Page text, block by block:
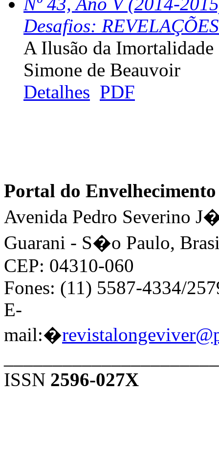
Desafios: REVELAÇÕES
A Ilusão da Imortalidade
Simone de Beauvoir
Detalhes PDF
Portal do
Avenida Pedro Severino
Guarani - S�o Paulo,
CEP: 04310-060
Fones: (11) 5587-4334/
E-
mail:�
ISSN 2596-027X